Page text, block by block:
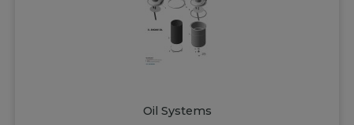
Oil Systems